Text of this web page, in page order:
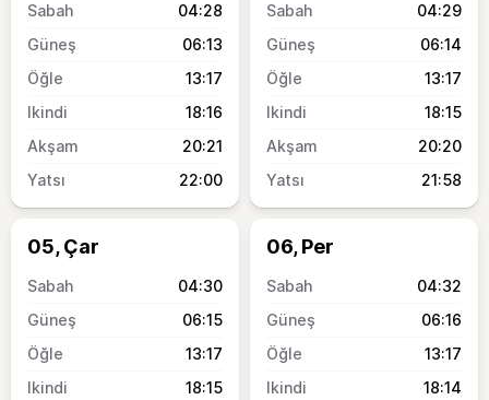
04:28
06:13
13:17
18:16
20:21
22:00
04:29
06:14
13:17
18:15
20:20
21:58
05, Çar
04:30
06:15
13:17
18:15
06, Per
04:32
06:16
13:17
18:14